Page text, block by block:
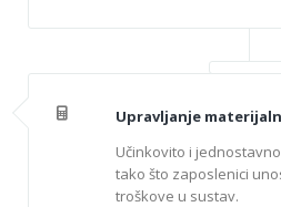
Upravljanje
Učinkovito i
tako što zaposlenici
troškove u sustav.